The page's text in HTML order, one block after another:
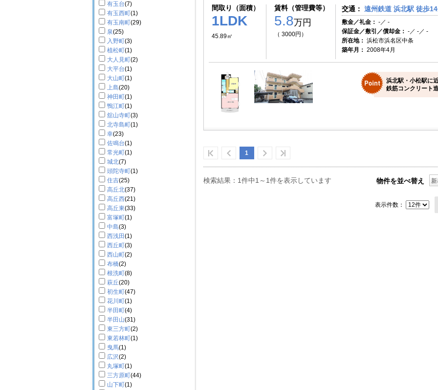
有玉台(7)
有玉西町(1)
有玉南町(29)
泉(25)
入野町(3)
植松町(1)
大人見町(2)
大平台(1)
大山町(1)
上島(20)
神田町(1)
鴨江町(1)
舘山寺町(3)
北寺島町(1)
幸(23)
佐鳴台(1)
常光町(1)
城北(7)
頭陀寺町(1)
住吉(25)
高丘北(37)
高丘西(21)
高丘東(33)
富塚町(1)
中島(3)
西浅田(1)
西丘町(3)
西山町(2)
布橋(2)
根洗町(8)
萩丘(20)
初生町(47)
花川町(1)
半田町(4)
半田山(31)
東三方町(2)
東若林町(1)
曳馬(1)
広沢(2)
丸塚町(1)
三方原町(44)
山下町(1)
間取り（面積）
1LDK
45.89㎡
賃料（管理費等）
5.8万円
（ 3000円）
交通： 遠州鉄道 浜北駅 徒歩
敷金／礼金： -／ -
保証金／敷引／償却金： -／ -／ -
所在地： 浜松市浜名区中条
築年月： 2008年4月
浜北駅・小松駅に
鉄筋コンクリート
物件を並べ替え
1
表示件数：
検索結果：1件中1～1件を表示しています